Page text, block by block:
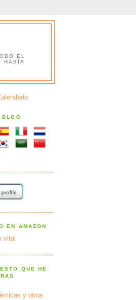
EL
HABÍA
BLOG
EN AMAZON
vital
QUE HE
y otros